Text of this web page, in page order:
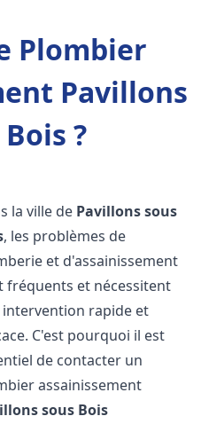
Plombier
Pavillons
?
la ville de Pavillons sous
, les problèmes de
et d'assainissement
fréquents et nécessitent
intervention rapide et
C'est pourquoi il est
de contacter un
assainissement
sous Bois